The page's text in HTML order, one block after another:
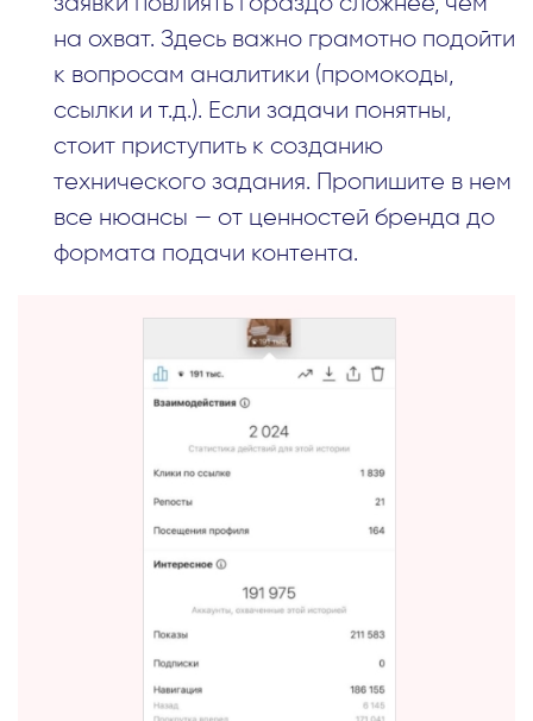
на охват. Здесь важно грамотно подойти
к вопросам аналитики (промокоды,
ссылки и т.д.). Если задачи понятны,
стоит приступить к созданию
технического задания. Пропишите в нем
все нюансы — от ценностей бренда до
формата подачи контента.